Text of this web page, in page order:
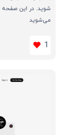
شوید. در این صفحه با
می‌شوید
1